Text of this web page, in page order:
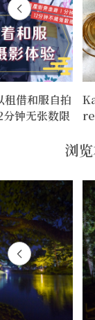
租借和服自拍
钟无张数限
浏